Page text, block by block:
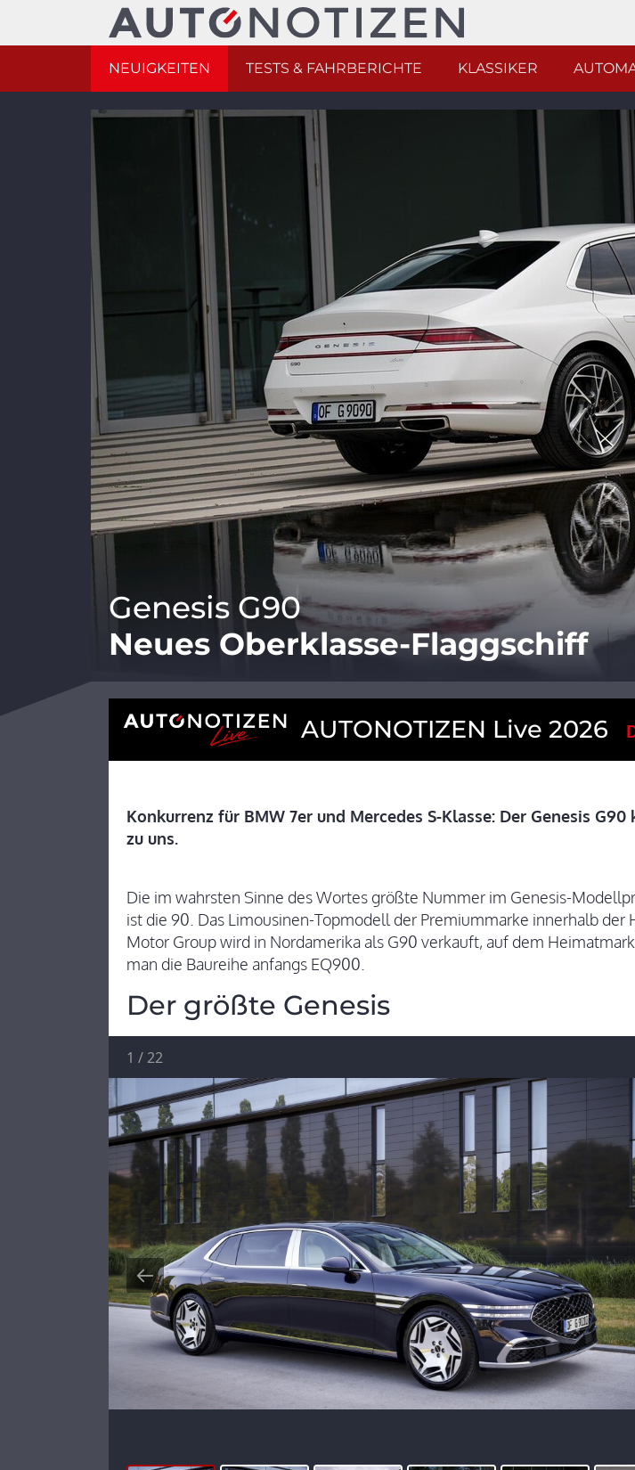
NEUIGKEITEN TESTS & FAHRBERICHTE KLASSIKER
Genesis G90
Neues Oberklasse-Flaggschiff
AUTONOTIZEN Live 2026
Konkurrenz für BMW 7er und Mercedes S-Klasse: Der Genesis
zu uns.
Die im wahrsten Sinne des Wortes größte Nummer im Genesis-
ist die 90. Das Limousinen-Topmodell der Premiummarke innerhalb der
Motor Group wird in Nordamerika als G90 verkauft, auf dem
man die Baureihe anfangs EQ900.
Der größte Genesis
1 /22